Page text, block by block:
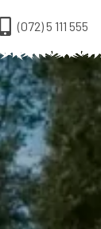
(072) 5 111 555